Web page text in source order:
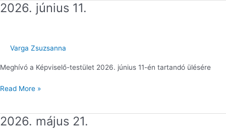
2026. június 11.
Varga Zsuzsanna
Meghívó a Képviselő-testület 2026. június 11-én tartandó ülésére
2026.
Read More »
2026. május 21.
2026.